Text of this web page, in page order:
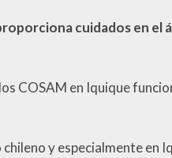
cuidados en el
COSAM en Iquique
y especialmente en